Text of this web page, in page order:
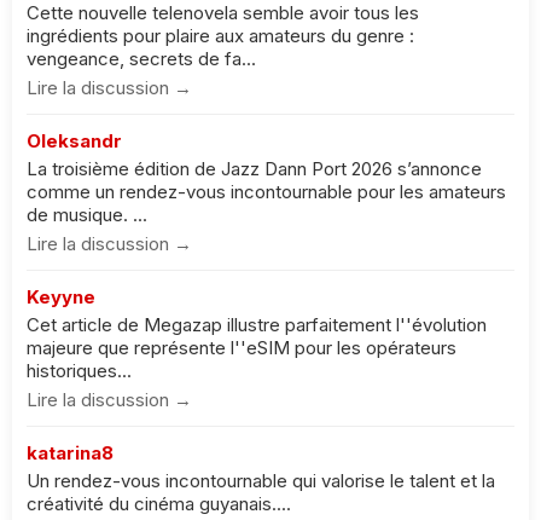
Cette nouvelle telenovela semble avoir tous les
ingrédients pour plaire aux amateurs du genre :
vengeance, secrets de fa...
Lire la discussion →
Oleksandr
La troisième édition de Jazz Dann Port 2026 s’annonce
comme un rendez-vous incontournable pour les amateurs
de musique. ...
Lire la discussion →
Keyyne
Cet article de Megazap illustre parfaitement l''évolution
majeure que représente l''eSIM pour les opérateurs
historiques...
Lire la discussion →
katarina8
Un rendez-vous incontournable qui valorise le talent et la
créativité du cinéma guyanais....